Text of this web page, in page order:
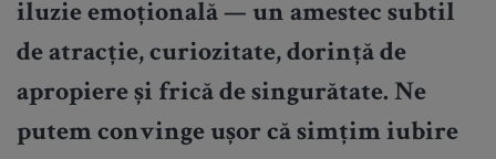
iluzie emoțională — un amestec subtil
de atracție, curiozitate, dorință de
apropiere și frică de singurătate. Ne
putem convinge ușor că simțim iubire